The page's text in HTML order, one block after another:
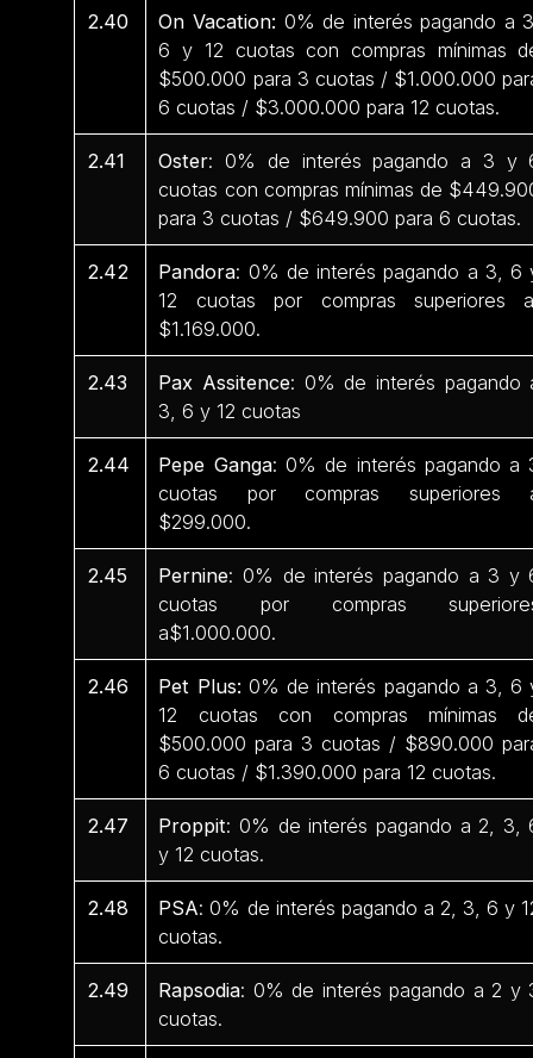
2.40 On Vacation: 0% de interés pagando a
6 y 12 cuotas con compras mínimas
$500.000 para 3 cuotas / $1.000.000
6 cuotas / $3.000.000 para 12 cuotas.
2.41 Oster: 0% de interés pagando a 3 y
cuotas con compras mínimas de
para 3 cuotas / $649.900 para 6 cuotas.
2.42 Pandora: 0% de interés pagando a 3, 6
12 cuotas por compras superiores
$1.169.000.
2.43 Pax Assitence: 0% de interés pagando
3, 6 y 12 cuotas
2.44 Pepe Ganga: 0% de interés pagando a
cuotas por compras superiores
$299.000.
2.45 Pernine: 0% de interés pagando a 3 y
cuotas por compras
a$1.000.000.
2.46 Pet Plus: 0% de interés pagando a 3, 6
12 cuotas con compras mínimas
$500.000 para 3 cuotas / $890.000
6 cuotas / $1.390.000 para 12 cuotas.
2.47 Proppit: 0% de interés pagando a 2, 3,
y 12 cuotas.
2.48 PSA: 0% de interés pagando a 2, 3, 6 y
cuotas.
2.49 Rapsodia: 0% de interés pagando a 2 y
cuotas.